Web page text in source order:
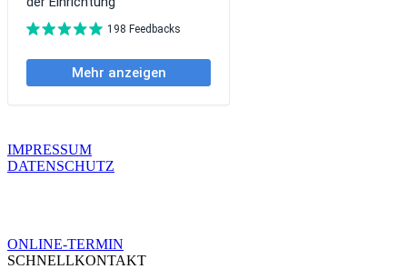
IMPRESSUM
DATENSCHUTZ
ONLINE-TERMIN
SCHNELLKONTAKT